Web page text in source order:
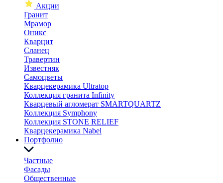
Акции
Гранит
Мрамор
Оникс
Кварцит
Сланец
Травертин
Известняк
Самоцветы
Кварцекерамика Ultratop
Коллекция гранита Infinity
Кварцевый агломерат SMARTQUARTZ
Коллекция Symphony
Коллекция STONE RELIEF
Кварцекерамика Nabel
Портфолио
Частные
Фасады
Общественные